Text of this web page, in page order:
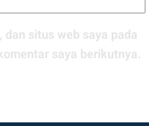
situs web saya pada
saya berikutnya.